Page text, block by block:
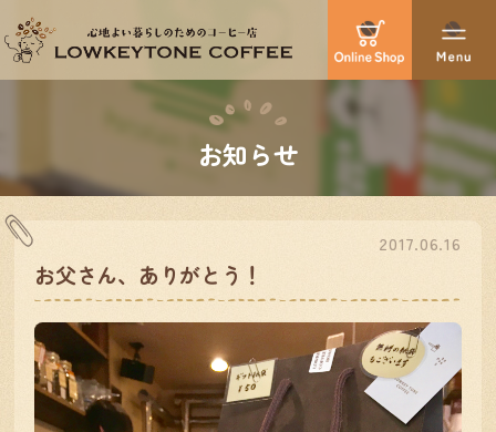
お知らせ
2017.06.16
お父さん、ありがとう！